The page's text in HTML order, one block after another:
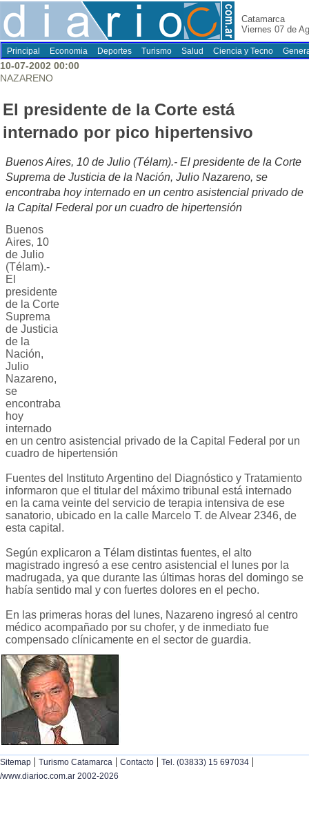
Catamarca
Viernes 07 de
Principal Economia Deportes Turismo Salud Ciencia y Tecno
10-07-2002 00:00
NAZARENO
El presidente de la Corte está
internado por pico hipertensivo
Buenos Aires, 10 de Julio (Télam).- El presidente de la Corte
Suprema de Justicia de la Nación, Julio Nazareno, se
encontraba hoy internado en un centro asistencial privado de
la Capital Federal por un cuadro de hipertensión
Buenos
Aires, 10
de Julio
(Télam).-
El
presidente
de la Corte
Suprema
de Justicia
de la
Nación,
Julio
Nazareno,
se
encontraba
hoy
internado
en un centro asistencial privado de la Capital Federal por un
cuadro de hipertensión
Fuentes del Instituto Argentino del Diagnóstico y Tratamiento
informaron que el titular del máximo tribunal está internado
en la cama veinte del servicio de terapia intensiva de ese
sanatorio, ubicado en la calle Marcelo T. de Alvear 2346, de
esta capital.
Según explicaron a Télam distintas fuentes, el alto
magistrado ingresó a ese centro asistencial el lunes por la
madrugada, ya que durante las últimas horas del domingo se
había sentido mal y con fuertes dolores en el pecho.
En las primeras horas del lunes, Nazareno ingresó al centro
médico acompañado por su chofer, y de inmediato fue
compensado clínicamente en el sector de guardia.
Sitemap | Turismo Catamarca | Contacto | Tel. (03833) 15 697034 |
/www.diarioc.com.ar 2002-2026